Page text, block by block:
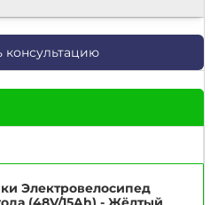
консультацию
Электровелосипед